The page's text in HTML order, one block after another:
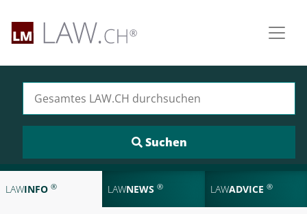
LAWINFO ® LAWNEWS ® LAWADVICE ®